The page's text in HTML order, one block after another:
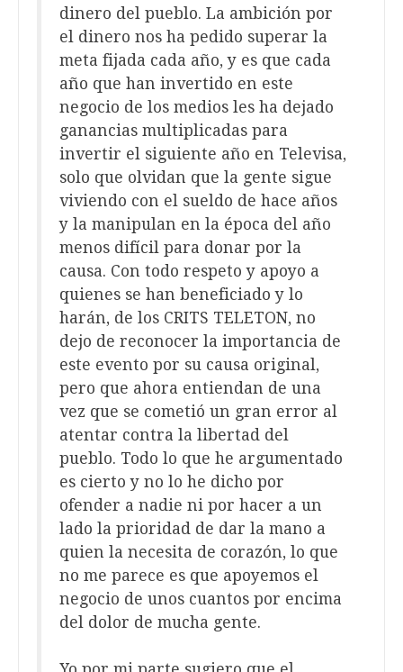
dinero del pueblo. La ambición por
el dinero nos ha pedido superar la
meta fijada cada año, y es que cada
año que han invertido en este
negocio de los medios les ha dejado
ganancias multiplicadas para
invertir el siguiente año en Televisa,
solo que olvidan que la gente sigue
viviendo con el sueldo de hace años
y la manipulan en la época del año
menos difícil para donar por la
causa. Con todo respeto y apoyo a
quienes se han beneficiado y lo
harán, de los CRITS TELETON, no
dejo de reconocer la importancia de
este evento por su causa original,
pero que ahora entiendan de una
vez que se cometió un gran error al
atentar contra la libertad del
pueblo. Todo lo que he argumentado
es cierto y no lo he dicho por
ofender a nadie ni por hacer a un
lado la prioridad de dar la mano a
quien la necesita de corazón, lo que
no me parece es que apoyemos el
negocio de unos cuantos por encima
del dolor de mucha gente.